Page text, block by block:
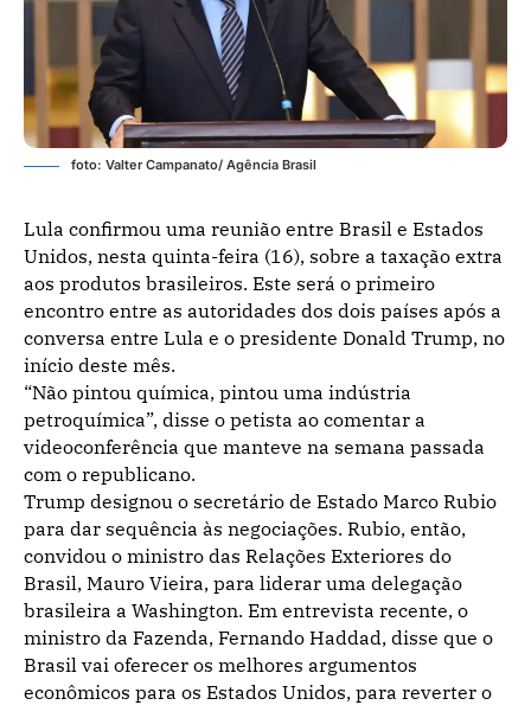
foto: Valter Campanato/ Agência Brasil
Lula confirmou uma reunião entre Brasil e Estados
Unidos, nesta quinta-feira (16), sobre a taxação extra
aos produtos brasileiros. Este será o primeiro
encontro entre as autoridades dos dois países após a
conversa entre Lula e o presidente Donald Trump, no
início deste mês.
“Não pintou química, pintou uma indústria
petroquímica”, disse o petista ao comentar a
videoconferência que manteve na semana passada
com o republicano.
Trump designou o secretário de Estado Marco Rubio
para dar sequência às negociações. Rubio, então,
convidou o ministro das Relações Exteriores do
Brasil, Mauro Vieira, para liderar uma delegação
brasileira a Washington. Em entrevista recente, o
ministro da Fazenda, Fernando Haddad, disse que o
Brasil vai oferecer os melhores argumentos
econômicos para os Estados Unidos, para reverter o